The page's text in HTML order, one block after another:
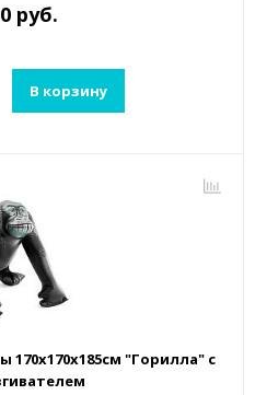
руб.
В корзину
170х170х185см "Горилла" с